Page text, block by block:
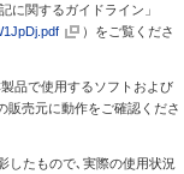
に関するガイドライン」
）をご覧くださ
品で使用するソフトおよび
販売元に動作をご確認くださ
したもので､実際の使用状況